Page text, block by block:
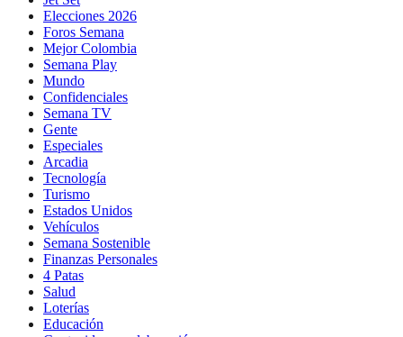
Elecciones 2026
Foros Semana
Mejor Colombia
Semana Play
Mundo
Confidenciales
Semana TV
Gente
Especiales
Arcadia
Tecnología
Turismo
Estados Unidos
Vehículos
Semana Sostenible
Finanzas Personales
4 Patas
Salud
Loterías
Educación